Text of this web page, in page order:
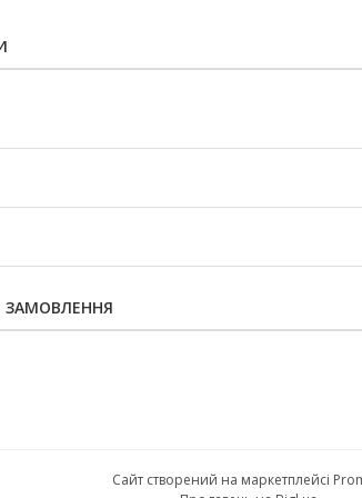
ЗАМОВЛЕННЯ
Сайт створений на маркетплейсі